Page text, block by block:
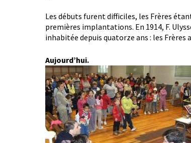
Les débuts furent difficiles, les Frères
premières implantations. En 1914, F.
inhabitée depuis quatorze ans : les
Aujourd’hui.